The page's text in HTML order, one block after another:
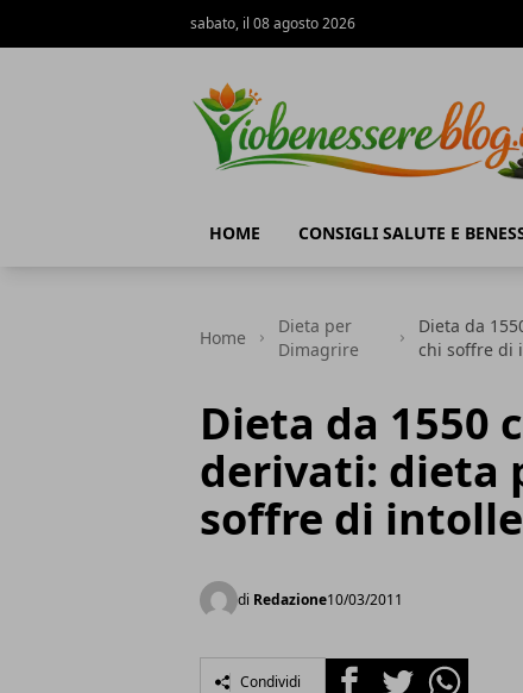
sabato, il 08 agosto 2026
HOME CONSIGLI SALUTE E
Home
Dieta per
Dimagrire
Dieta da
chi soffre di
Dieta da 1550
derivati: dieta
soffre di
di Redazione10/03/2011
Condividi FacebookTwitterWhatsapp